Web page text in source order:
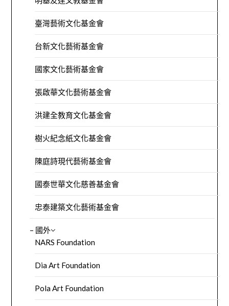
臺灣藝術文化基金會
台新文化藝術基金會
國家文化藝術基金會
張啟華文化藝術基金會
洪建全教育文化基金會
樹火紀念紙文化基金會
陳庭詩現代藝術基金會
國泰世華文化慈善基金會
忠泰建築文化藝術基金會
– 國外
NARS Foundation
Dia Art Foundation
Pola Art Foundation